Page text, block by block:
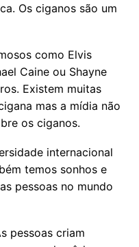
Os ciganos são um
como Elvis
Caine ou Shayne
Existem muitas
mas a mídia não
os ciganos.
internacional
temos sonhos e
pessoas no mundo
pessoas criam